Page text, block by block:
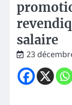
salaire
23